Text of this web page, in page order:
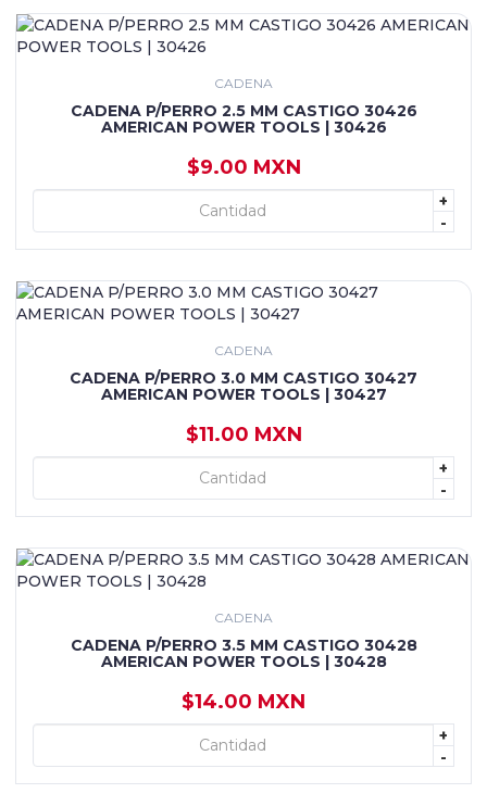
CADENA
CADENA P/PERRO 2.5 MM CASTIGO 30426
AMERICAN POWER TOOLS | 30426
$9.00 MXN
+
-
+ AGREGAR
CADENA
CADENA P/PERRO 3.0 MM CASTIGO 30427
AMERICAN POWER TOOLS | 30427
$11.00 MXN
+
-
+ AGREGAR
CADENA
CADENA P/PERRO 3.5 MM CASTIGO 30428
AMERICAN POWER TOOLS | 30428
$14.00 MXN
+
-
+ AGREGAR